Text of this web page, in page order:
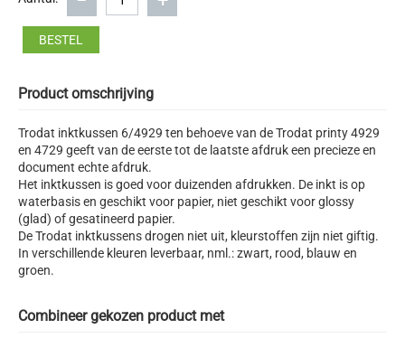
BESTEL
Product omschrijving
Trodat inktkussen 6/4929 ten behoeve van de Trodat printy 4929
en 4729 geeft van de eerste tot de laatste afdruk een precieze en
document echte afdruk.
Het inktkussen is goed voor duizenden afdrukken. De inkt is op
waterbasis en geschikt voor papier, niet geschikt voor glossy
(glad) of gesatineerd papier.
De Trodat inktkussens drogen niet uit, kleurstoffen zijn niet giftig.
In verschillende kleuren leverbaar, nml.: zwart, rood, blauw en
groen.
Combineer gekozen product met